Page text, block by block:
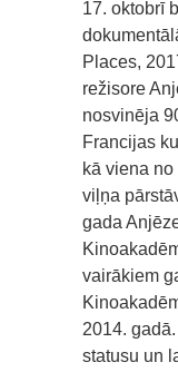
17. oktobrī
Places,
režisore
nosvinēja
Francijas
kā viena
viļņa
gada
vairākiem
2014.
statusu un